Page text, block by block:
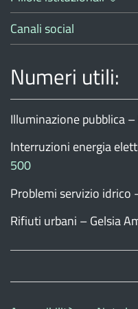
Canali social
Numeri utili:
Illuminazione pubblica –
Interruzioni energia
500
Problemi servizio idrico
Rifiuti urbani – Gelsia